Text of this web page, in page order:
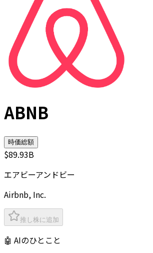
ABNB
時価総額
$89.93B
エアビーアンドビー
Airbnb, Inc.
推し株に追加
🤖 AIのひとこと